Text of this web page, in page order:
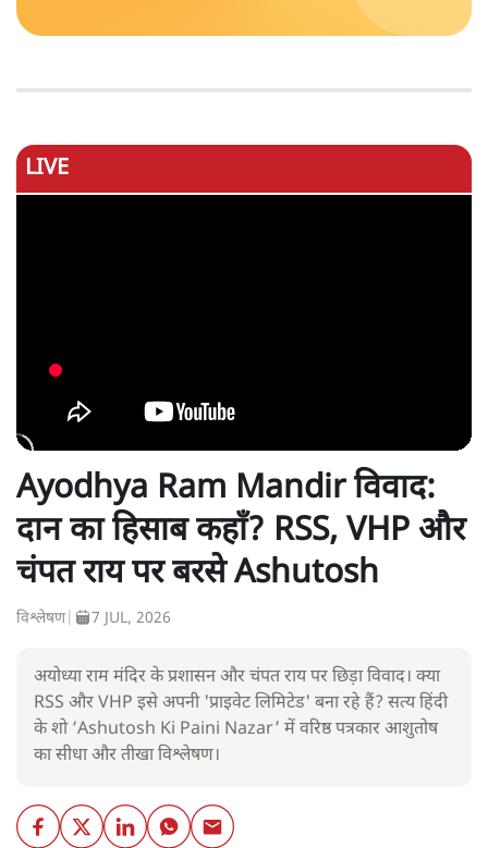
LIVE
Ayodhya Ram Mandir विवाद:
दान का हिसाब कहाँ? RSS, VHP और
चंपत राय पर बरसे Ashutosh
विश्लेषण| 7 JUL, 2026
अयोध्या राम मंदिर के प्रशासन और चंपत राय पर छिड़ा विवाद। क्या
RSS और VHP इसे अपनी 'प्राइवेट लिमिटेड' बना रहे हैं? सत्य हिंदी
के शो ‘Ashutosh Ki Paini Nazar’ में वरिष्ठ पत्रकार आशुतोष
का सीधा और तीखा विश्लेषण।